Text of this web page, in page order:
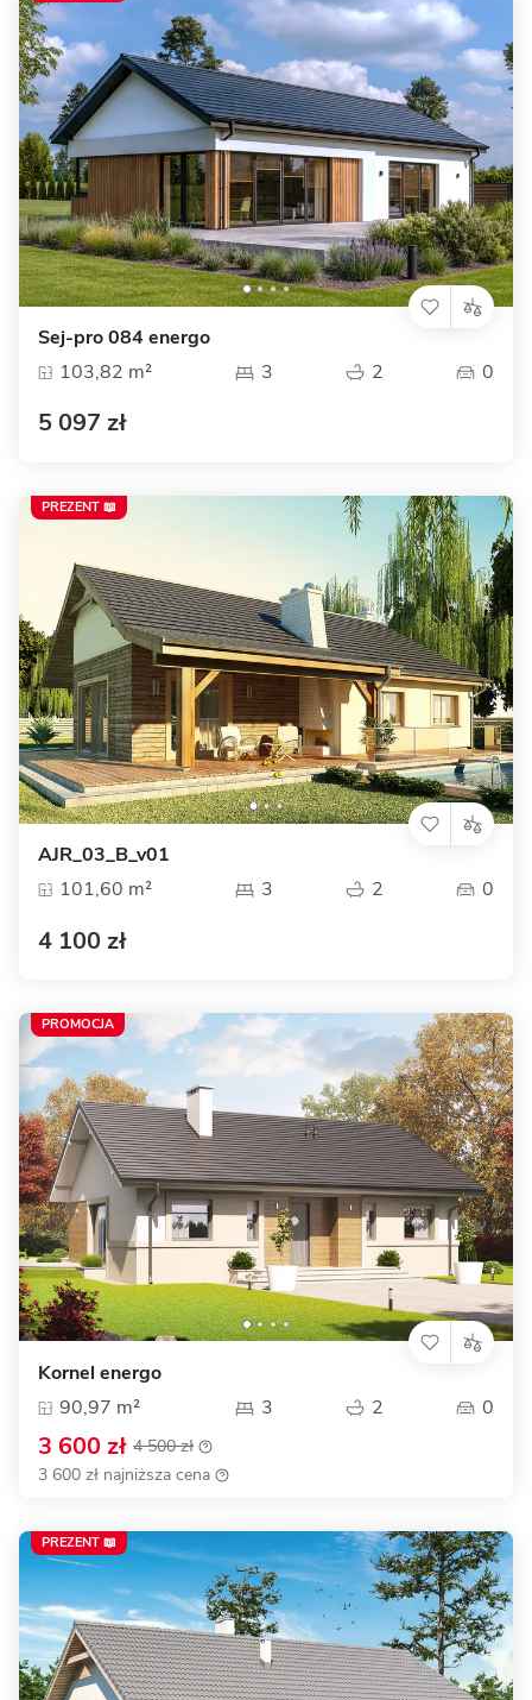
Sej-pro 084 energo
103,82 m²
3 2 0
5 097 zł
AJR_03_B_v01
101,60 m²
3 2 0
4 100 zł
PREZENT 📖
Kornel energo
90,97 m²
3 2 0
3 600 zł 4 500 zł
3 600 zł najniższa cena
PROMOCJA
PREZENT 📖